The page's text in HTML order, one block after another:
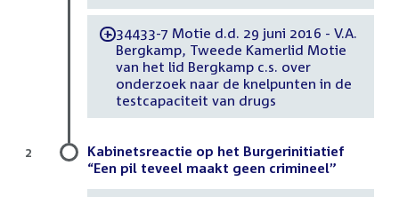
-34433-7 Motie d.d. 29 juni 2016 - V.A.
Bergkamp, Tweede Kamerlid Motie
van het lid Bergkamp c.s. over
onderzoek naar de knelpunten in de
testcapaciteit van drugs
Kabinetsreactie op het Burgerinitiatief
“Een pil teveel maakt geen crimineel”
2